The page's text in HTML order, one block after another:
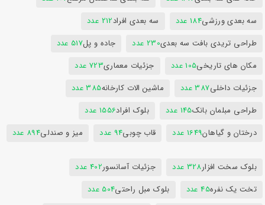
سه بعدی ورزشی184 عدد سه بعدی افراد212 عدد
طراحی تریدی بافت سه بعدی230 عدد جاده و پل517 عدد
مکان های تاریخی105 عدد جزئیات معماری723 عدد
جزئیات داخلی387 عدد ماشین الات کارخانه385 عدد
طراحی مبلمان بانک145 عدد بلوک افراد1556 عدد
درختان و گیاهان1649 عدد قاب چوبی94 عدد میز و صندلی894 عدد
بلوک سخت افزار328 عدد جزئیات آسانسور402 عدد
تخت یک نفره45 عدد بلوک مبل راحتی504 عدد